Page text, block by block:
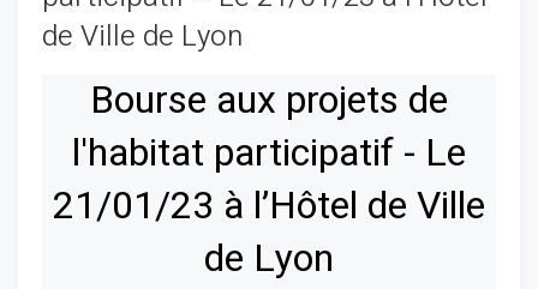
de Ville de Lyon
Bourse aux projets de
l'habitat participatif - Le
21/01/23 à l’Hôtel de Ville
de Lyon